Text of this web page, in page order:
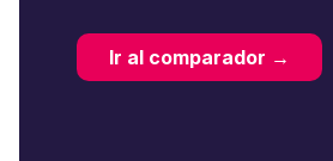
Ir al comparador →